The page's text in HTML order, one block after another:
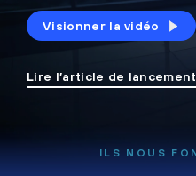
Visionner la vidéo
Lire l’article de lancement
ILS NOUS